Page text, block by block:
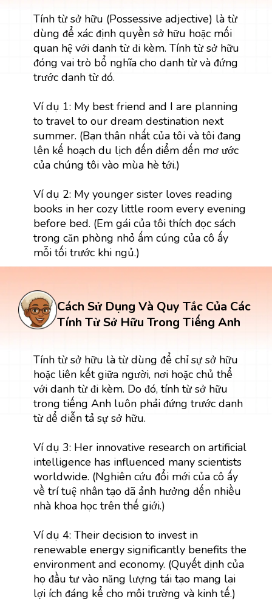
Tính từ sở hữu (Possessive adjective) là từ
dùng để xác định quyền sở hữu hoặc mối
quan hệ với danh từ đi kèm. Tính từ sở hữu
đóng vai trò bổ nghĩa cho danh từ và đứng
trước danh từ đó.
Ví dụ 1: My best friend and I are planning
to travel to our dream destination next
summer. (Bạn thân nhất của tôi và tôi đang
lên kế hoạch du lịch đến điểm đến mơ ước
của chúng tôi vào mùa hè tới.)
Ví dụ 2: My younger sister loves reading
books in her cozy little room every evening
before bed. (Em gái của tôi thích đọc sách
trong căn phòng nhỏ ấm cúng của cô ấy
mỗi tối trước khi ngủ.)
Cách Sử Dụng Và Quy Tắc Của Các
Tính Từ Sở Hữu Trong Tiếng Anh
Tính từ sở hữu là từ dùng để chỉ sự sở hữu
hoặc liên kết giữa người, nơi hoặc chủ thể
với danh từ đi kèm. Do đó, tính từ sở hữu
trong tiếng Anh luôn phải đứng trước danh
từ để diễn tả sự sở hữu.
Ví dụ 3: Her innovative research on artificial
intelligence has influenced many scientists
worldwide. (Nghiên cứu đổi mới của cô ấy
về trí tuệ nhân tạo đã ảnh hưởng đến nhiều
nhà khoa học trên thế giới.)
Ví dụ 4: Their decision to invest in
renewable energy significantly benefits the
environment and economy. (Quyết định của
họ đầu tư vào năng lượng tái tạo mang lại
lợi ích đáng kể cho môi trường và kinh tế.)